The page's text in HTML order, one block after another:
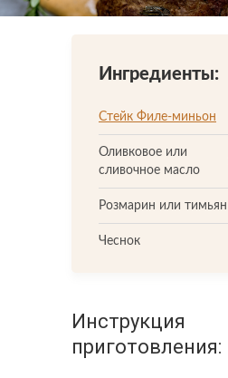
Контакты
Ингредиенты:
Стейк Филе-миньон
Оливковое или
сливочное масло
Розмарин или тимьян
Чеснок
Инструкция
приготовления: